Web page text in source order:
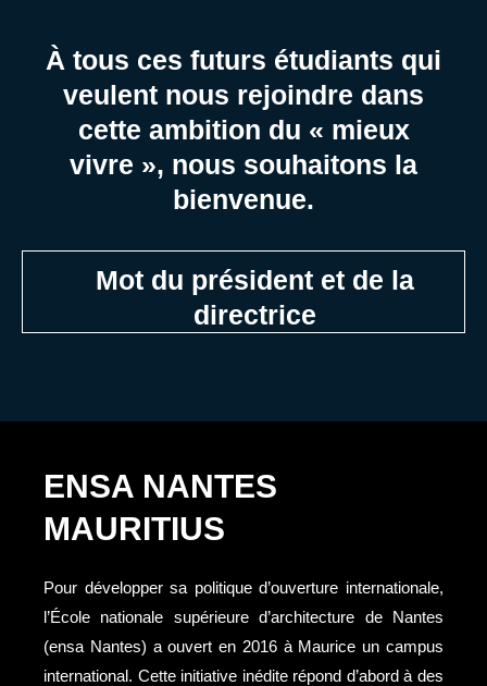
À tous ces futurs étudiants qui
veulent nous rejoindre dans
cette ambition du « mieux
vivre », nous souhaitons la
bienvenue.
Mot du président et de la
directrice​
ENSA NANTES
MAURITIUS
Pour développer sa politique d’ouverture internationale,
l’École nationale supérieure d’architecture de Nantes
(ensa Nantes) a ouvert en 2016 à Maurice un campus
international. Cette initiative inédite répond d’abord à des